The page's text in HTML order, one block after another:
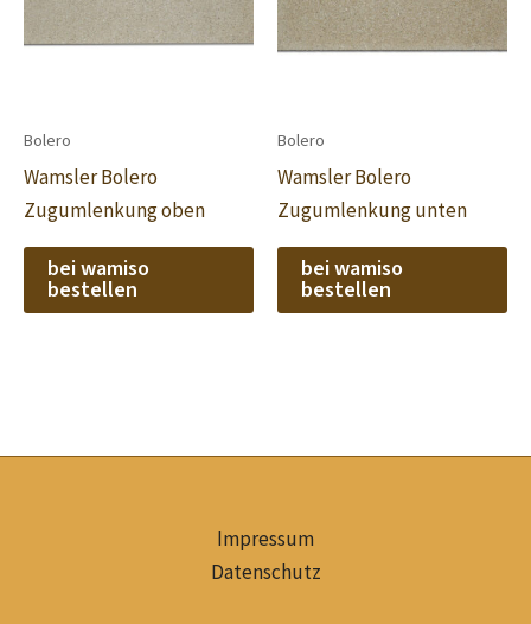
Bolero
Wamsler Bolero
Zugumlenkung oben
bei wamiso
bestellen
Bolero
Wamsler Bolero
Zugumlenkung unten
bei wamiso
bestellen
Impressum
Datenschutz